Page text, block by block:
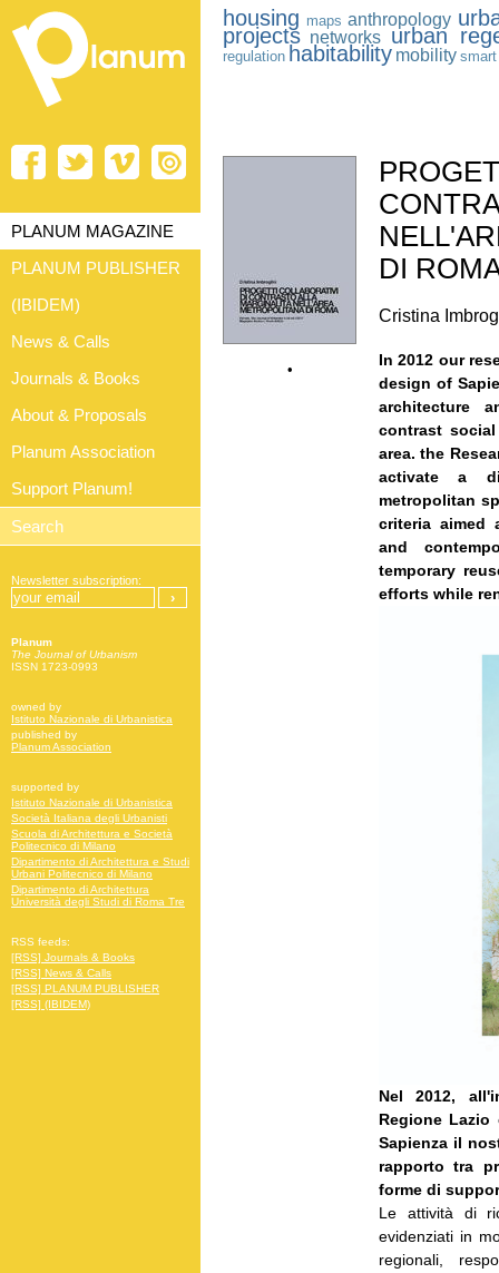
housing maps anthropology
projects networks urban
regulation habitability mobility
•
DI
Cristina
In 2012 our
design of
architecture
contrast
area. the
activate a
metropolitan
criteria aimed
and
temporary
efforts while
Nel 2012,
Regione
Sapienza il
rapporto tra
forme di
Le attività di
evidenziati in
regionali,
PLANUM MAGAZINE
PLANUM PUBLISHER
(IBIDEM)
News & Calls
Journals & Books
About & Proposals
Planum Association
Support Planum!
Newsletter subscription:
Planum
The Journal of Urbanism
ISSN 1723-0993
owned by
Istituto Nazionale di Urbanistica
published by
Planum Association
supported by
Istituto Nazionale di Urbanistica
Società Italiana degli Urbanisti
Scuola di Architettura e Società
Politecnico di Milano
Dipartimento di Architettura e Studi
Urbani Politecnico di Milano
Dipartimento di Architettura
Università degli Studi di Roma Tre
RSS feeds:
[RSS] Journals & Books
[RSS] News & Calls
[RSS] PLANUM PUBLISHER
[RSS] (IBIDEM)